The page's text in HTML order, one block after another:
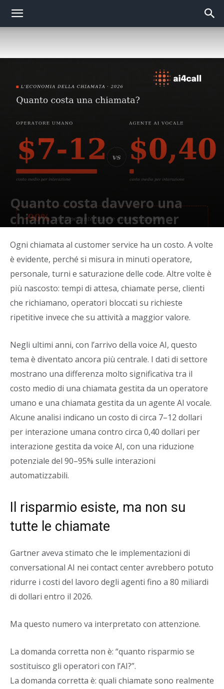
Quanto costa davvero una
chiamata al tuo customer
Alban Hasani
Ogni chiamata al customer service ha un costo. A volte
è evidente, perché si misura in minuti operatore,
personale, turni e saturazione delle code. Altre volte è
più nascosto: tempi di attesa, chiamate perse, clienti
che richiamano, operatori bloccati su richieste
ripetitive invece che su attività a maggior valore.
Negli ultimi anni, con l’arrivo della voice AI, questo
tema è diventato ancora più centrale. I dati di settore
mostrano una differenza molto significativa tra il
costo medio di una chiamata gestita da un operatore
umano e una chiamata gestita da un agente AI vocale.
Alcune analisi indicano un costo di circa 7–12 dollari
per interazione umana contro circa 0,40 dollari per
interazione gestita da voice AI, con una riduzione
potenziale del 90–95% sulle interazioni
automatizzabili.
Il risparmio esiste, ma non su
tutte le chiamate
Gartner aveva stimato che le implementazioni di
conversational AI nei contact center avrebbero potuto
ridurre i costi del lavoro degli agenti fino a 80 miliardi
di dollari entro il 2026.
Ma questo numero va interpretato con attenzione.
La domanda corretta non è: “quanto risparmio se
sostituisco gli operatori con l’AI?”.
La domanda corretta è: quali chiamate sono realmente